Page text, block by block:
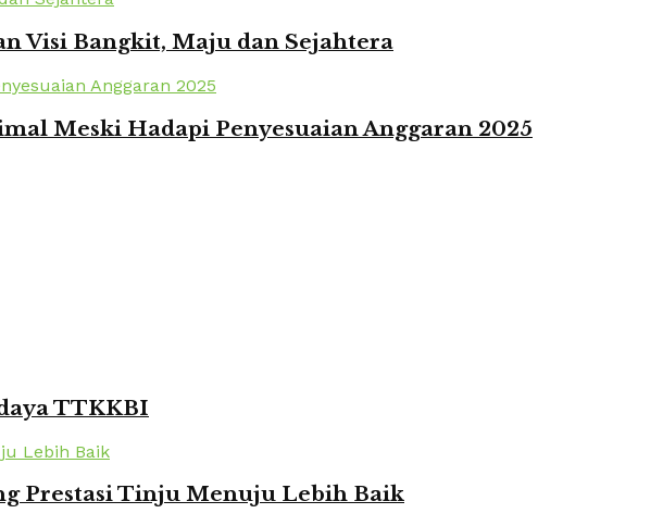
Visi Bangkit, Maju dan Sejahtera
Meski Hadapi Penyesuaian Anggaran 2025
TTKKBI
Prestasi Tinju Menuju Lebih Baik